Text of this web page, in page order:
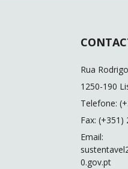
Rua
1250-190
Telefone:
Fax: (+351)
Email:
0.gov.pt